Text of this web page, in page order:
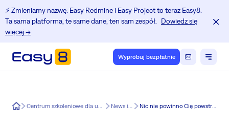
⚡️ Zmieniamy nazwę: Easy Redmine i Easy Project to teraz Easy8.
Ta sama platforma, te same dane, ten sam zespół.
Dowiedz się
więcej →
Wypróbuj bezpłatnie
Easy8 Centrum szkoleniowe dla użytkowników Redmine. News in Easy8 Nic nie powinno Cię powstrzymać. Nawet nie Jira.